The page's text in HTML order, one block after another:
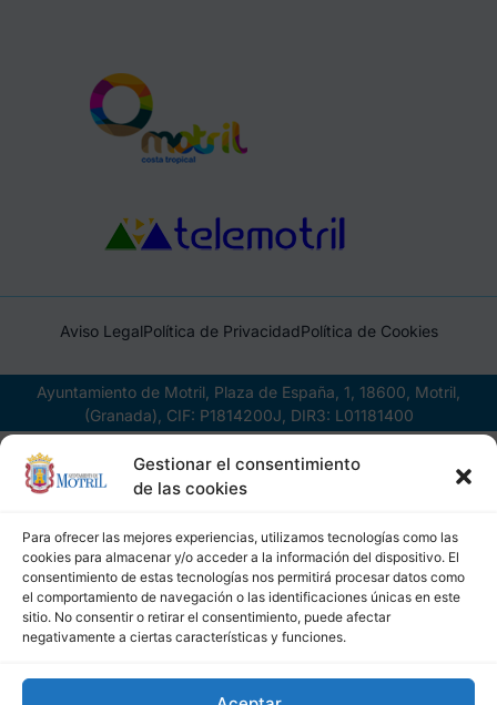
Gestionar el consentimiento
de las cookies
Para ofrecer las mejores experiencias, utilizamos tecnologías como las
cookies para almacenar y/o acceder a la información del dispositivo. El
consentimiento de estas tecnologías nos permitirá procesar datos como
el comportamiento de navegación o las identificaciones únicas en este
sitio. No consentir o retirar el consentimiento, puede afectar
negativamente a ciertas características y funciones.
Aviso LegalPolítica de PrivacidadPolítica de Cookies
Ayuntamiento de Motril, Plaza de España, 1, 18600, Motril,
(Granada), CIF: P1814200J, DIR3: L01181400